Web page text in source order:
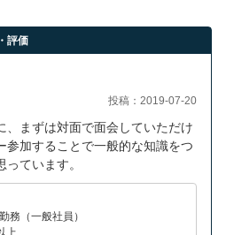
評価
投稿：2019-07-20
、まずは対面で面会していただけ
参加することで一般的な知識をつ
ています。
務（一般社員）
上